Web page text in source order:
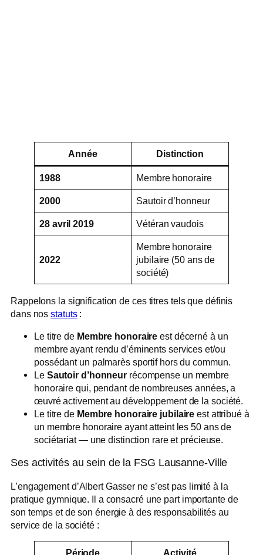
Année Distinction
1988 Membre honoraire
2000 Sautoir d’honneur
28 avril 2019 Vétéran vaudois
2022
Membre honoraire
jubilaire (50 ans de
société)
Rappelons la signification de ces titres tels que définis
dans nosstatuts:
Le titre de Membre honoraire est décerné à un
membre ayant rendu d’éminents services et/ou
possédant un palmarès sportif hors du commun.
Le Sautoir d’honneur récompense un membre
honoraire qui, pendant de nombreuses années, a
œuvré activement au développement de la société.
Le titre de Membre honoraire jubilaire est attribué à
un membre honoraire ayant atteint les 50 ans de
sociétariat — une distinction rare et précieuse.
Ses activités au sein de la FSG Lausanne-Ville
L’engagement d’Albert Gasser ne s’est pas limité à la
pratique gymnique. Il a consacré une part importante de
son temps et de son énergie à des responsabilités au
service de la société :
Période Activité